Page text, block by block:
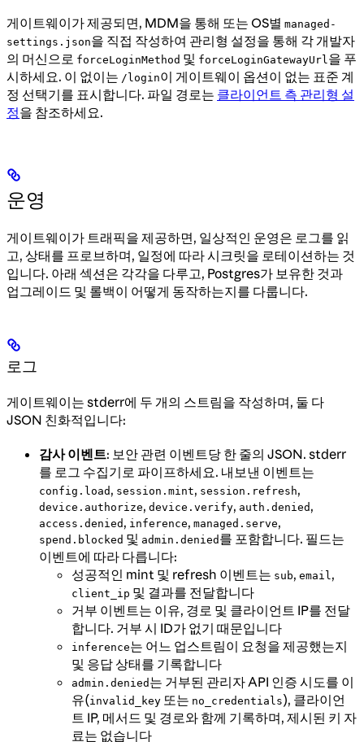
게이트웨이가 제공되면, MDM을 통해 또는 OS별 managed-
settings.json을 직접 작성하여 관리형 설정을 통해 각 개발자
의 머신으로 forceLoginMethod 및 forceLoginGatewayUrl 을 푸
시하세요. 이 없이는 /login이 게이트웨이 옵션이 없는 표준 계
정 선택기를 표시합니다. 파일 경로는 클라이언트 측 관리형 설
정을 참조하세요.
운영
게이트웨이가 트래픽을 제공하면, 일상적인 운영은 로그를 읽
고, 상태를 프로브하며, 일정에 따라 시크릿을 로테이션하는 것
입니다. 아래 섹션은 각각을 다루고, Postgres가 보유한 것과
업그레이드 및 롤백이 어떻게 동작하는지를 다룹니다.
로그
게이트웨이는 stderr에 두 개의 스트림을 작성하며, 둘 다
JSON 친화적입니다:
감사 이벤트: 보안 관련 이벤트당 한 줄의 JSON. stderr
를 로그 수집기로 파이프하세요. 내보낸 이벤트는
config.load , session.mint, session.refresh,
device.authorize, device.verify, auth.denied ,
access.denied , inference, managed.serve,
spend.blocked 및 admin.denied 를 포함합니다. 필드는
이벤트에 따라 다릅니다:
성공적인 mint 및 refresh 이벤트는 sub, email ,
client_ip 및 결과를 전달합니다
거부 이벤트는 이유, 경로 및 클라이언트 IP를 전달
합니다. 거부 시 ID가 없기 때문입니다
inference는 어느 업스트림이 요청을 제공했는지
및 응답 상태를 기록합니다
admin.denied 는 거부된 관리자 API 인증 시도를 이
유(invalid_key 또는 no_credentials), 클라이언
트 IP, 메서드 및 경로와 함께 기록하며, 제시된 키 자
료는 없습니다